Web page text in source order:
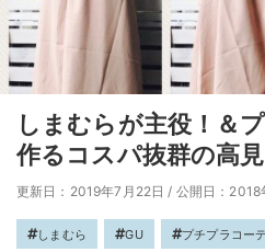
しまむらが主役！＆
作るコスパ抜群の高
更新日：2019年7月22日 / 公開日：2018
しまむら GU プチプラコー